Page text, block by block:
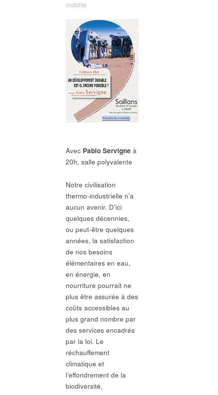
mobilité
Avec Pablo Servigne à
20h, salle polyvalente
Notre civilisation
thermo-industrielle n’a
aucun avenir. D’ici
quelques décennies,
ou peut-être quelques
années, la satisfaction
de nos besoins
élémentaires en eau,
en énergie, en
nourriture pourrait ne
plus être assurée à des
coûts accessibles au
plus grand nombre par
des services encadrés
par la loi. Le
réchauffement
climatique et
l’effondrement de la
biodiversité,